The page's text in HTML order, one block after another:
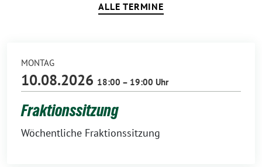
ALLE TERMINE
MONTAG
10.08.2026 18:00 – 19:00 Uhr
Fraktionssitzung
Wöchentliche Fraktionssitzung